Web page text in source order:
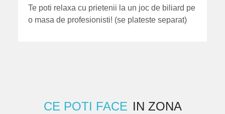
Te poti relaxa cu prietenii la un joc de biliard pe
o masa de profesionisti! (se plateste separat)
CE POTI FACE IN ZONA